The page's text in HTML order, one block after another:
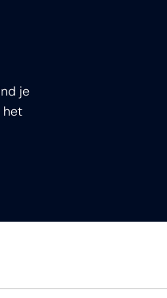
je
het